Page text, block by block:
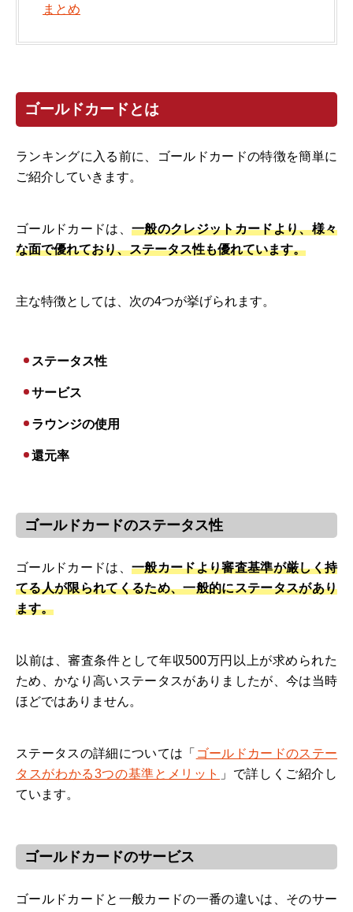
まとめ
ゴールドカードとは
ランキングに入る前に、ゴールドカードの特徴を簡単に
ご紹介していきます。
ゴールドカードは、 一般のクレジットカードより、様々
な面で優れており、ステータス性も優れています。
主な特徴としては、次の4つが挙げられます。
ステータス性
サービス
ラウンジの使用
還元率
ゴールドカードのステータス性
ゴールドカードは、 一般カードより審査基準が厳しく持
てる人が限られてくるため、一般的にステータスがあり
ます。
以前は、審査条件として年収500万円以上が求められた
ため、かなり高いステータスがありましたが、今は当時
ほどではありません。
ステータスの詳細については「 ゴールドカードのステー
タスがわかる3つの基準とメリット 」で詳しくご紹介し
ています。
ゴールドカードのサービス
ゴールドカードと一般カードの一番の違いは、そのサー